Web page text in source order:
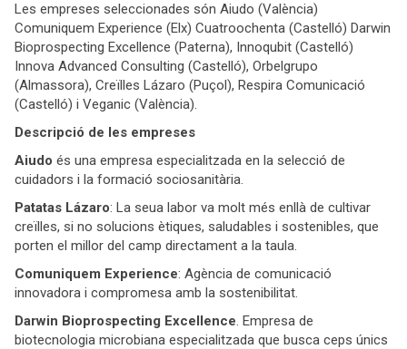
Les empreses seleccionades són Aiudo (València)
Comuniquem Experience (Elx) Cuatroochenta (Castelló) Darwin
Bioprospecting Excellence (Paterna), Innoqubit (Castelló)
Innova Advanced Consulting (Castelló), Orbelgrupo
(Almassora), Creïlles Lázaro (Puçol), Respira Comunicació
(Castelló) i Veganic (València).
Descripció de les empreses
Aiudo és una empresa especialitzada en la selecció de
cuidadors i la formació sociosanitària.
Patatas Lázaro: La seua labor va molt més enllà de cultivar
creïlles, si no solucions ètiques, saludables i sostenibles, que
porten el millor del camp directament a la taula.
Comuniquem Experience: Agència de comunicació
innovadora i compromesa amb la sostenibilitat.
Darwin Bioprospecting Excellence. Empresa de
biotecnologia microbiana especialitzada que busca ceps únics